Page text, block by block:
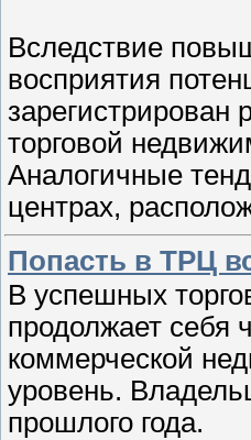
Вследствие
восприятия
зарегистрирован
торговой
Аналогичные
центрах,
Попасть в ТРЦ
В успешных
продолжает себя
коммерческой
уровень.
прошлого года.